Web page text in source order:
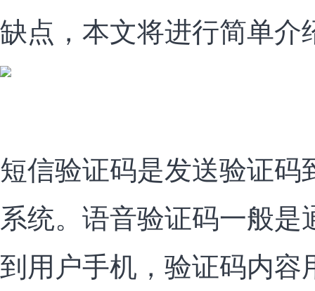
缺点，本文将进行简单介
短信验证码是发送验证码
系统。语音验证码一般是
到用户手机，验证码内容